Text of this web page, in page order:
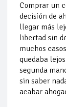
Comprar un
decisión de
llegar más
libertad sin
muchos
quedaba
segunda
sin saber
acabar